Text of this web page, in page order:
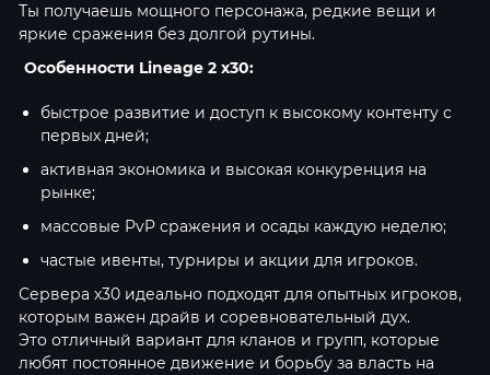
Ты получаешь мощного персонажа, редкие вещи и
яркие сражения без долгой рутины.
Особенности Lineage 2 x30:
быстрое развитие и доступ к высокому контенту с
первых дней;
активная экономика и высокая конкуренция на
рынке;
массовые PvP сражения и осады каждую неделю;
частые ивенты, турниры и акции для игроков.
Сервера x30 идеально подходят для опытных игроков,
которым важен драйв и соревновательный дух.
Это отличный вариант для кланов и групп, которые
любят постоянное движение и борьбу за власть на